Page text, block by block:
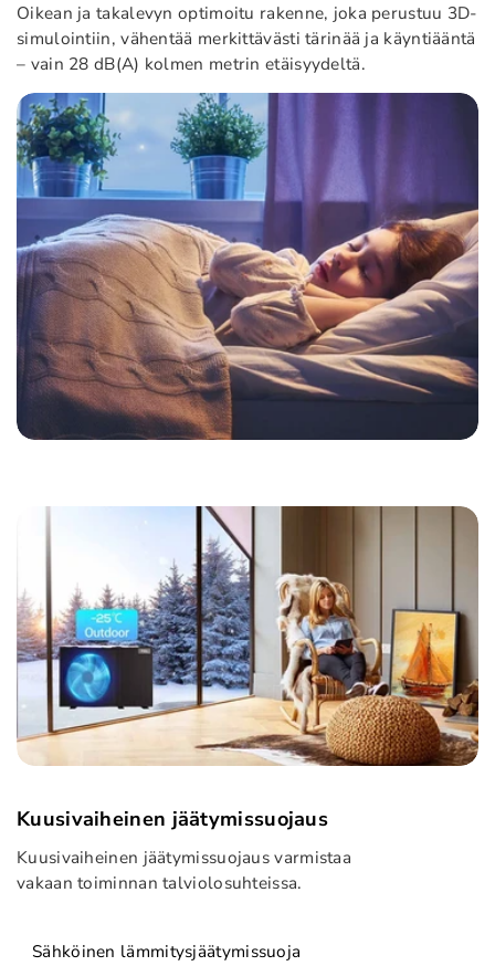
Oikean ja takalevyn optimoitu rakenne, joka perustuu 3D-
simulointiin, vähentää merkittävästi tärinää ja käyntiääntä
– vain 28 dB(A) kolmen metrin etäisyydeltä.
Kuusivaiheinen jäätymissuojaus
Kuusivaiheinen jäätymissuojaus varmistaa
vakaan toiminnan talviolosuhteissa.
Sähköinen lämmitysjäätymissuoja